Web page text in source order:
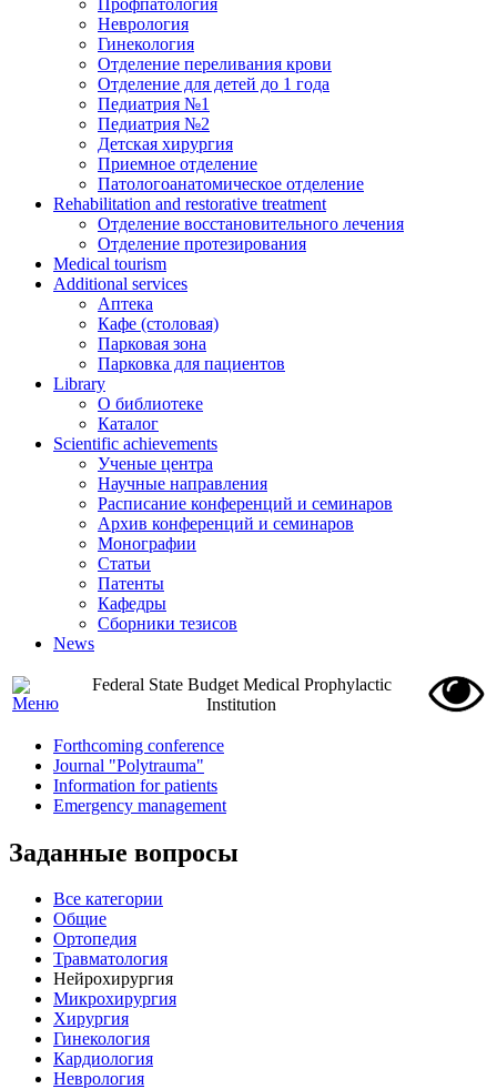
Неврология
Гинекология
Отделение переливания крови
Отделение для детей до 1 года
Педиатрия №1
Педиатрия №2
Детская хирургия
Приемное отделение
Патологоанатомическое отделение
Rehabilitation and restorative treatment
Отделение восстановительного лечения
Отделение протезирования
Medical tourism
Additional services
Аптека
Кафе (столовая)
Парковая зона
Парковка для пациентов
Library
О библиотеке
Каталог
Scientific achievements
Ученые центра
Научные направления
Расписание конференций и семинаров
Архив конференций и семинаров
Монографии
Статьи
Патенты
Кафедры
Сборники тезисов
News
Federal State Budget Medical Prophylactic
Institution
Forthcoming conference
Journal "Polytrauma"
Information for patients
Emergency management
Заданные вопросы
Все категории
Общие
Ортопедия
Травматология
Нейрохирургия
Микрохирургия
Хирургия
Гинекология
Кардиология
Неврология